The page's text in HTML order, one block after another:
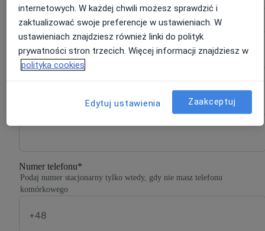
Nazwisko*
Jeśli masz konto na ZnanyLekarz, podaj e-mail, którym się
Numer telefonu*
Podaj numer stacjonarny tylko wtedy, gdy nie masz telefonu
komórkowego
internetowych. W każdej chwili możesz sprawdzić i
zaktualizować swoje preferencje w ustawieniach. W
ustawieniach znajdziesz również linki do polityk
prywatności stron trzecich. Więcej informacji znajdziesz w
polityka cookies
Edytuj ustawienia Zaakceptuj